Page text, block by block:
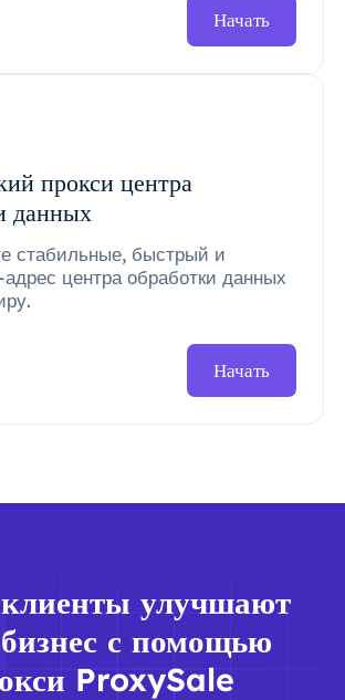
Начать
прокси центра
данных
стабильные, быстрый и
центра обработки данных
Начать
улучшают
с помощью
ProxySale